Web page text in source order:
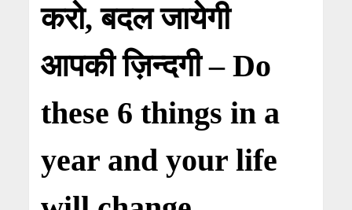
करो, बदल जायेगी
आपकी ज़िन्दगी – Do
these 6 things in a
year and your life